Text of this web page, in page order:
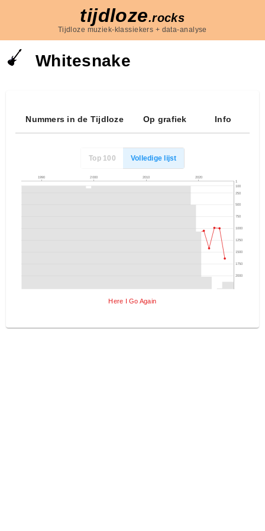
tijdloze.rocks
Tijdloze muziek-klassiekers + data-analyse
Whitesnake
Nummers in de Tijdloze Op grafiek Info
Top 100 Volledige lijst
1990 2000 2010 2020
1
100
250
500
750
1000
1250
1500
1750
2000
Here I Go Again